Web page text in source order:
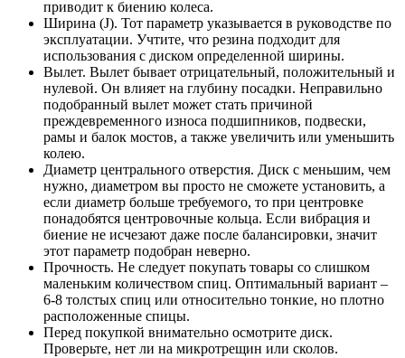
приводит к биению колеса.
Ширина (J). Тот параметр указывается в руководстве по
эксплуатации. Учтите, что резина подходит для
использования с диском определенной ширины.
Вылет. Вылет бывает отрицательный, положительный и
нулевой. Он влияет на глубину посадки. Неправильно
подобранный вылет может стать причиной
преждевременного износа подшипников, подвески,
рамы и балок мостов, а также увеличить или уменьшить
колею.
Диаметр центрального отверстия. Диск с меньшим, чем
нужно, диаметром вы просто не сможете установить, а
если диаметр больше требуемого, то при центровке
понадобятся центровочные кольца. Если вибрация и
биение не исчезают даже после балансировки, значит
этот параметр подобран неверно.
Прочность. Не следует покупать товары со слишком
маленьким количеством спиц. Оптимальный вариант –
6-8 толстых спиц или относительно тонкие, но плотно
расположенные спицы.
Перед покупкой внимательно осмотрите диск.
Проверьте, нет ли на микротрещин или сколов.